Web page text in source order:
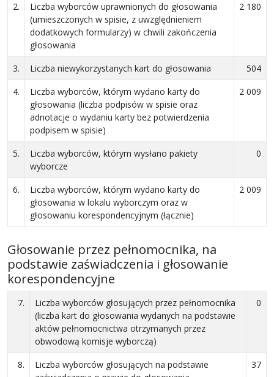
2.
Liczba wyborców uprawnionych do głosowania
(umieszczonych w spisie, z uwzględnieniem
dodatkowych formularzy) w chwili zakończenia
głosowania
2 180
3. Liczba niewykorzystanych kart do głosowania
504
4.
Liczba wyborców, którym wydano karty do
głosowania (liczba podpisów w spisie oraz
adnotacje o wydaniu karty bez potwierdzenia
podpisem w spisie)
2 009
5.
Liczba wyborców, którym wysłano pakiety
wyborcze
0
6.
Liczba wyborców, którym wydano karty do
głosowania w lokalu wyborczym oraz w
głosowaniu korespondencyjnym (łącznie)
2 009
Głosowanie przez pełnomocnika, na
podstawie zaświadczenia i głosowanie
korespondencyjne
7.
Liczba wyborców głosujących przez pełnomocnika
(liczba kart do głosowania wydanych na podstawie
aktów pełnomocnictwa otrzymanych przez
obwodową komisje wyborczą)
0
8.
Liczba wyborców głosujących na podstawie
37